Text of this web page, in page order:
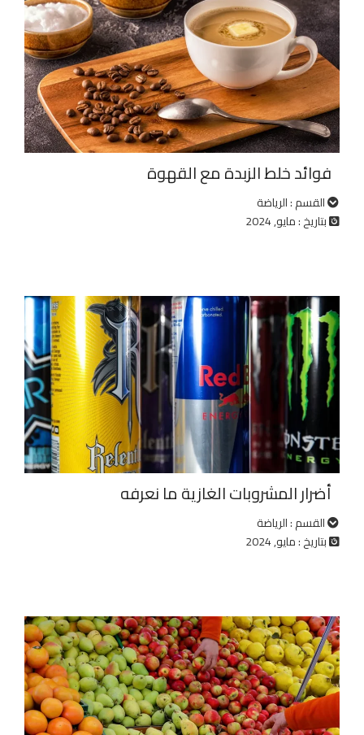
فوائد خلط الزبدة مع القهوة
القسم : الرياضة
بتاريخ : مايو, 2024
أضرار المشروبات الغازية ما نعرفه
القسم : الرياضة
بتاريخ : مايو, 2024